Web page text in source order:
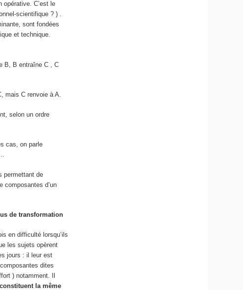
opérative.C’est le
scientifique ? ) .
sont fondées
et technique.
B, B entraîne C , C
mais C renvoie à A.
, selon un ordre
cas, on parle
permettant de
composantes d’un
de transformation
en difficulté lorsqu’ils
les sujets opèrent
jours : il leur est
dites
) notamment. Il
la même